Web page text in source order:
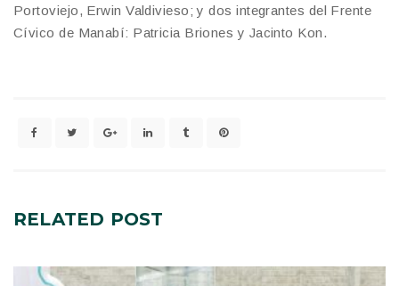
Portoviejo, Erwin Valdivieso; y dos integrantes del Frente
Cívico de Manabí: Patricia Briones y Jacinto Kon.
RELATED POST